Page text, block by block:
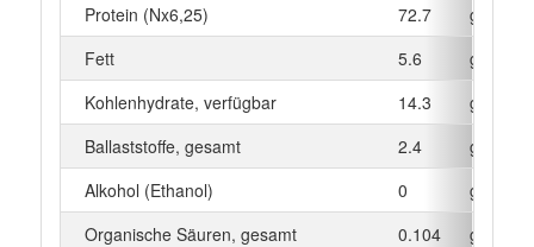
Protein (Nx6,25)
72.7
g
Fett
5.6
g
Kohlenhydrate, verfügbar
14.3
g
Ballaststoffe, gesamt
2.4
g
Alkohol (Ethanol)
0
g
Organische Säuren, gesamt
0.104
g